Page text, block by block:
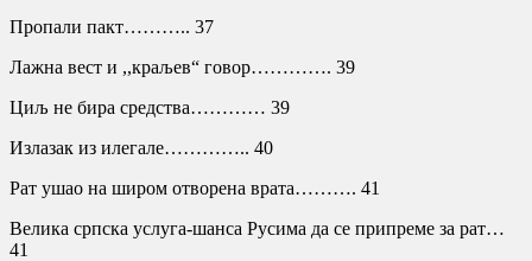
Пропали пакт……….. 37
Лажна вест и ,,краљев“ говор…………. 39
Циљ не бира средства………… 39
Излазак из илегале………….. 40
Рат ушао на широм отворена врата………. 41
Велика српска услуга-шанса Русима да се припреме за рат…
41